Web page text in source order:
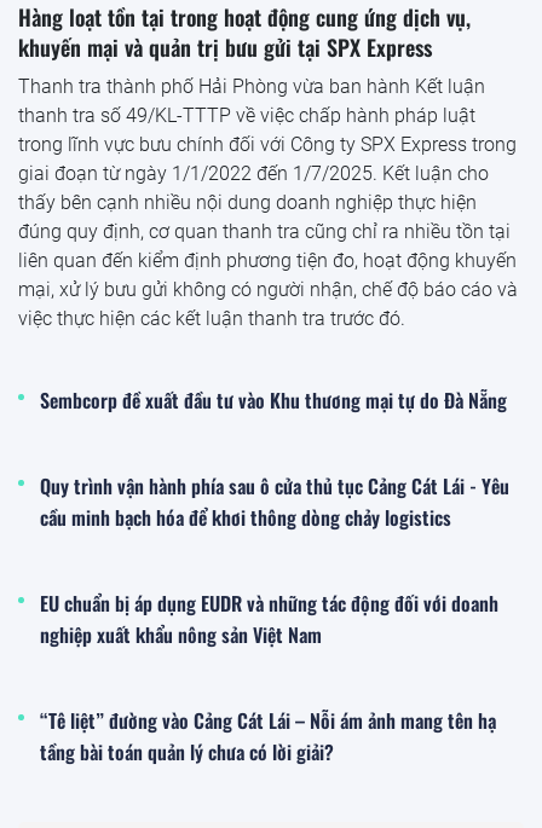
Hàng loạt tồn tại trong hoạt động cung ứng dịch vụ,
khuyến mại và quản trị bưu gửi tại SPX Express
Thanh tra thành phố Hải Phòng vừa ban hành Kết luận
thanh tra số 49/KL-TTTP về việc chấp hành pháp luật
trong lĩnh vực bưu chính đối với Công ty SPX Express trong
giai đoạn từ ngày 1/1/2022 đến 1/7/2025. Kết luận cho
thấy bên cạnh nhiều nội dung doanh nghiệp thực hiện
đúng quy định, cơ quan thanh tra cũng chỉ ra nhiều tồn tại
liên quan đến kiểm định phương tiện đo, hoạt động khuyến
mại, xử lý bưu gửi không có người nhận, chế độ báo cáo và
việc thực hiện các kết luận thanh tra trước đó.
Sembcorp đề xuất đầu tư vào Khu thương mại tự do Đà Nẵng
Quy trình vận hành phía sau ô cửa thủ tục Cảng Cát Lái - Yêu
cầu minh bạch hóa để khơi thông dòng chảy logistics
EU chuẩn bị áp dụng EUDR và những tác động đối với doanh
nghiệp xuất khẩu nông sản Việt Nam
“Tê liệt” đường vào Cảng Cát Lái – Nỗi ám ảnh mang tên hạ
tầng bài toán quản lý chưa có lời giải?